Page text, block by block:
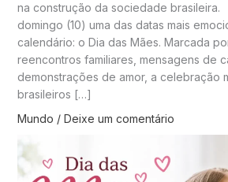
na construção da sociedade brasileira.
domingo (10) uma das datas mais
calendário: o Dia das Mães. Marcada
reencontros familiares, mensagens de
demonstrações de amor, a celebração
brasileiros […]
Mundo / Deixe um comentário